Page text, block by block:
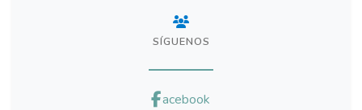
SÍGUENOS
acebook